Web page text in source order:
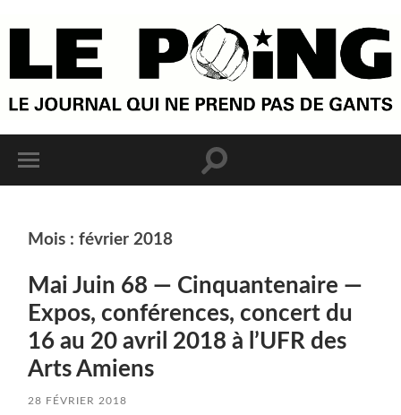
Mois :février 2018
Mai Juin 68 — Cinquantenaire —
Expos, conférences, concert du
16 au 20 avril 2018 à l’UFR des
Arts Amiens
28 FÉVRIER 2018